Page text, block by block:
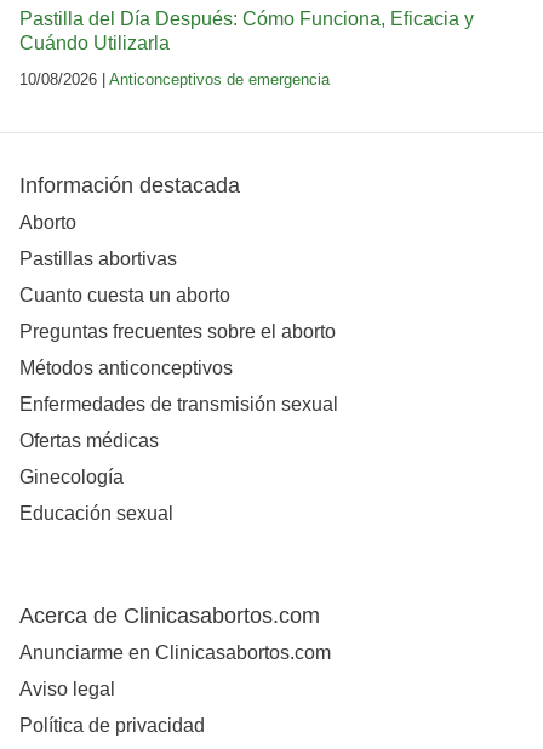
Pastilla del Día Después: Cómo Funciona, Eficacia y
Cuándo Utilizarla
10/08/2026 | Anticonceptivos de emergencia
Información destacada
Aborto
Pastillas abortivas
Cuanto cuesta un aborto
Preguntas frecuentes sobre el aborto
Métodos anticonceptivos
Enfermedades de transmisión sexual
Ofertas médicas
Ginecología
Educación sexual
Acerca de Clinicasabortos.com
Anunciarme en Clinicasabortos.com
Aviso legal
Política de privacidad